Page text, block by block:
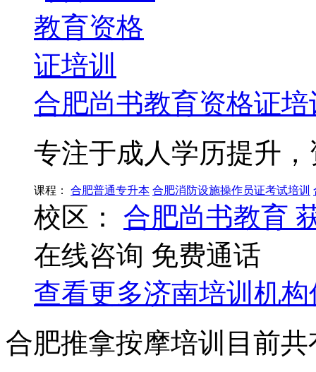
合肥尚书教育资格证培
专注于成人学历提升
课程： 合肥普通专升本 合肥消防设施操作员证考试培训
校区： 合肥尚书教育
在线咨询 免费通话
查看更多济南培训机构
合肥推拿按摩培训目前